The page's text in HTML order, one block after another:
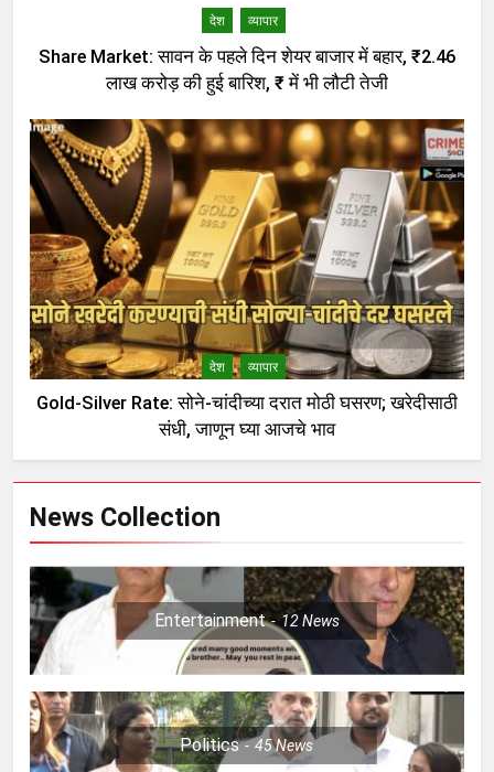
देश व्यापार
Share Market: सावन के पहले दिन शेयर बाजार में बहार, ₹2.46
लाख करोड़ की हुई बारिश, ₹ में भी लौटी तेजी
देश व्यापार
Gold-Silver Rate: सोने-चांदीच्या दरात मोठी घसरण; खरेदीसाठी
संधी, जाणून घ्या आजचे भाव
News Collection
Entertainment 12News
Politics 45News